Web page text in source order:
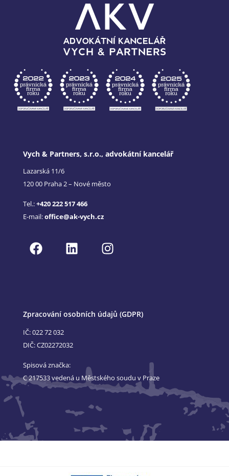
Vych & Partners, s.r.o., advokátní kancelář
Lazarská 11/6
120 00 Praha 2 – Nové město
Tel.:+420 222 517 466
E-mail:office@ak-vych.cz
Zpracování osobních údajů (GDPR)
IČ: 022 72 032
DIČ: CZ02272032
Spisová značka:
C 217533 vedená u Městského soudu v Praze